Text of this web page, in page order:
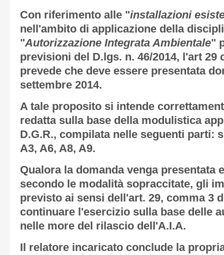
Con riferimento alle "installazioni
nell'ambito di applicazione della
"Autorizzazione Integrata Ambientale"
previsioni del D.lgs. n. 46/2014, l'art 29
prevede che deve essere presentata
settembre 2014.
A tale proposito si intende
redatta sulla base della modulistica
D.G.R., compilata nelle seguenti parti:
A3, A6, A8, A9.
Qualora la domanda venga presentata
secondo le modalità sopraccitate, gli
previsto ai sensi dell'art. 29, comma 3
continuare l'esercizio sulla base delle
nelle more del rilascio dell'A.I.A.
Il relatore incaricato conclude la